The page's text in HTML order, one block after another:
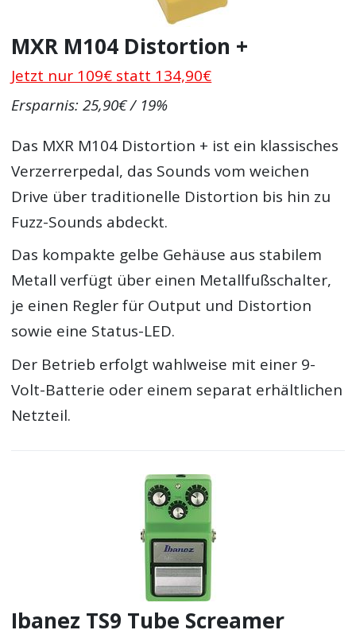
MXR M104 Distortion +
Jetzt nur 109€ statt 134,90€
Ersparnis: 25,90€ / 19%
Das MXR M104 Distortion + ist ein klassisches
Verzerrerpedal, das Sounds vom weichen
Drive über traditionelle Distortion bis hin zu
Fuzz-Sounds abdeckt.
Das kompakte gelbe Gehäuse aus stabilem
Metall verfügt über einen Metallfußschalter,
je einen Regler für Output und Distortion
sowie eine Status-LED.
Der Betrieb erfolgt wahlweise mit einer 9-
Volt-Batterie oder einem separat erhältlichen
Netzteil.
Ibanez TS9 Tube Screamer